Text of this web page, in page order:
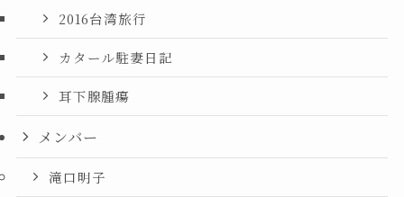
2016台湾旅行
カタール駐妻日記
耳下腺腫瘍
メンバー
滝口明子